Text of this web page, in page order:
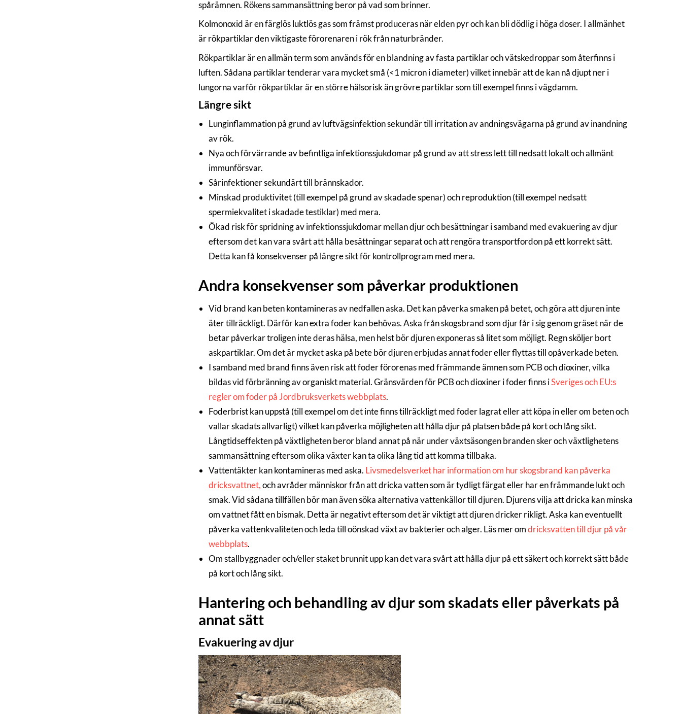
spårämnen. Rökens sammansättning beror på vad som brinner.
Kolmonoxid är en färglös luktlös gas som främst produceras när elden pyr och kan bli dödlig i höga doser. I allmänhet
är rökpartiklar den viktigaste förorenaren i rök från naturbränder.
Rökpartiklar är en allmän term som används för en blandning av fasta partiklar och vätskedroppar som återfinns i
luften. Sådana partiklar tenderar vara mycket små (<1 micron i diameter) vilket innebär att de kan nå djupt ner i
lungorna varför rökpartiklar är en större hälsorisk än grövre partiklar som till exempel finns i vägdamm.
Längre sikt
Lunginflammation på grund av luftvägsinfektion sekundär till irritation av andningsvägarna på grund av inandning
av rök.
Nya och förvärrande av befintliga infektionssjukdomar på grund av att stress lett till nedsatt lokalt och allmänt
immunförsvar.
Sårinfektioner sekundärt till brännskador.
Minskad produktivitet (till exempel på grund av skadade spenar) och reproduktion (till exempel nedsatt
spermiekvalitet i skadade testiklar) med mera.
Ökad risk för spridning av infektionssjukdomar mellan djur och besättningar i samband med evakuering av djur
eftersom det kan vara svårt att hålla besättningar separat och att rengöra transportfordon på ett korrekt sätt.
Detta kan få konsekvenser på längre sikt för kontrollprogram med mera.
Andra konsekvenser som påverkar produktionen
Vid brand kan beten kontamineras av nedfallen aska. Det kan påverka smaken på betet, och göra att djuren inte
äter tillräckligt. Därför kan extra foder kan behövas. Aska från skogsbrand som djur får i sig genom gräset när de
betar påverkar troligen inte deras hälsa, men helst bör djuren exponeras så litet som möjligt. Regn sköljer bort
askpartiklar. Om det är mycket aska på bete bör djuren erbjudas annat foder eller flyttas till opåverkade beten.
I samband med brand finns även risk att foder förorenas med främmande ämnen som PCB och dioxiner, vilka
bildas vid förbränning av organiskt material. Gränsvärden för PCB och dioxiner i foder finns iSveriges och EU:s
regler om foder på Jordbruksverkets webbplats.
Foderbrist kan uppstå (till exempel om det inte finns tillräckligt med foder lagrat eller att köpa in eller om beten och
vallar skadats allvarligt) vilket kan påverka möjligheten att hålla djur på platsen både på kort och lång sikt.
Långtidseffekten på växtligheten beror bland annat på när under växtsäsongen branden sker och växtlighetens
sammansättning eftersom olika växter kan ta olika lång tid att komma tillbaka.
Vattentäkter kan kontamineras med aska. Livsmedelsverket har information om hur skogsbrand kan påverka
dricksvattnet,och avråder människor från att dricka vatten som är tydligt färgat eller har en främmande lukt och
smak. Vid sådana tillfällen bör man även söka alternativa vattenkällor till djuren. Djurens vilja att dricka kan minska
om vattnet fått en bismak. Detta är negativt eftersom det är viktigt att djuren dricker rikligt. Aska kan eventuellt
påverka vattenkvaliteten och leda till oönskad växt av bakterier och alger. Läs mer omdricksvatten till djur på vår
webbplats.
Om stallbyggnader och/eller staket brunnit upp kan det vara svårt att hålla djur på ett säkert och korrekt sätt både
på kort och lång sikt.
Hantering och behandling av djur som skadats eller påverkats på
annat sätt
Evakuering av djur